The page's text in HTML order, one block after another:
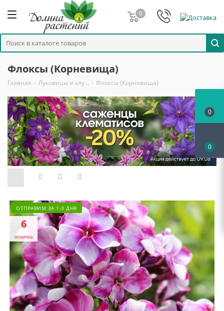
0
Флоксы (Корневища)
Главная - Луковицы и клу… - Флоксы (Корневища)
ОТПРАВИМ ЗА 1-3 ДНЯ
6
осталось
0
0